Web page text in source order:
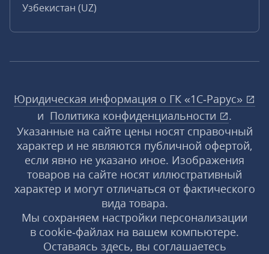
Узбекистан (UZ)
Юридическая информация о ГК «1С‑Рарус»
и Политика конфиденциальности
.
Указанные на сайте цены носят справочный
характер и не являются публичной офертой,
если явно не указано иное. Изображения
товаров на сайте носят иллюстративный
характер и могут отличаться от фактического
вида товара.
Мы сохраняем настройки персонализации
в cookie‑файлах на вашем компьютере.
Оставаясь здесь, вы соглашаетесь